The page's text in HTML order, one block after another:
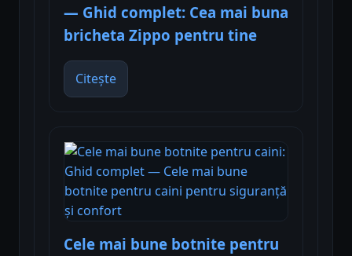
— Ghid complet: Cea mai buna
bricheta Zippo pentru tine
Citește
Cele mai bune botnite pentru